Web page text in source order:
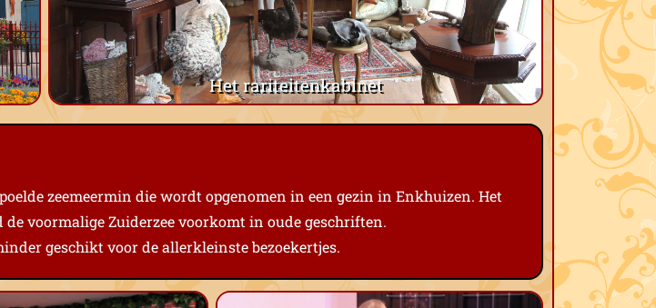
Het rariteitenkabinet
zeemeermin die wordt opgenomen in een gezin in Enkhuizen. Het
voormalige Zuiderzee voorkomt in oude geschriften.
geschikt voor de allerkleinste bezoekertjes.